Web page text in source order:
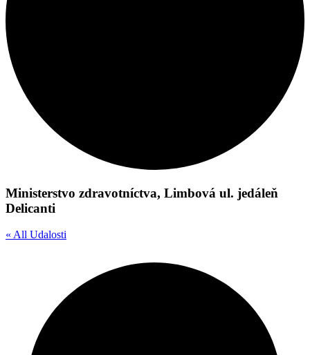
Ministerstvo zdravotníctva, Limbová ul. jedáleň
Delicanti
« All Udalosti